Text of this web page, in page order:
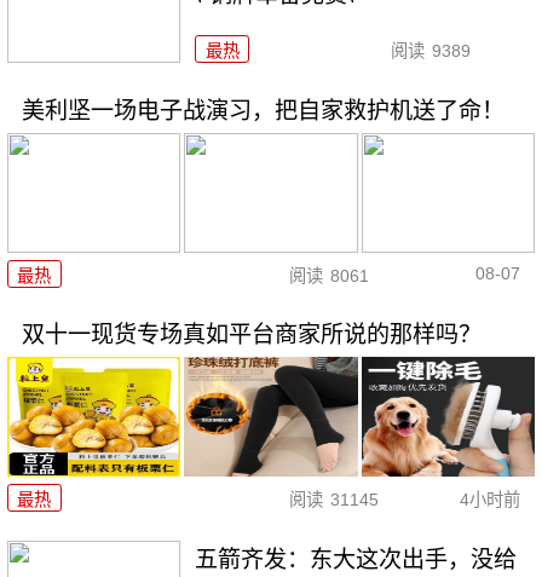
最热 阅读 9389
美利坚一场电子战演习，把自家救护机送了命！
最热 阅读 8061 08-07
双十一现货专场真如平台商家所说的那样吗？
最热 阅读 31145 4小时前
五箭齐发：东大这次出手，没给